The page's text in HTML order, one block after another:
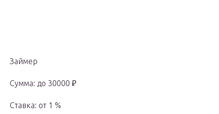
Займер
Сумма: до 30000 ₽
Ставка: от 1 %